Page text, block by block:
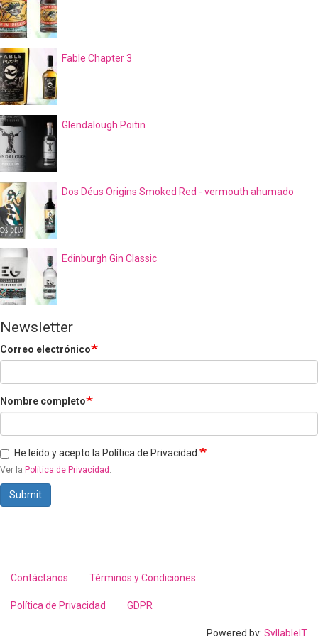
Fable Chapter 3
Glendalough Poitin
Dos Déus Origins Smoked Red - vermouth ahumado
Edinburgh Gin Classic
Newsletter
Correo electrónico
Nombre completo
He leído y acepto la Política de Privacidad.
Ver la Política de Privacidad .
Submit
Footer
menu
Contáctanos Términos y Condiciones
Política de Privacidad GDPR
Powered by: SyllableIT